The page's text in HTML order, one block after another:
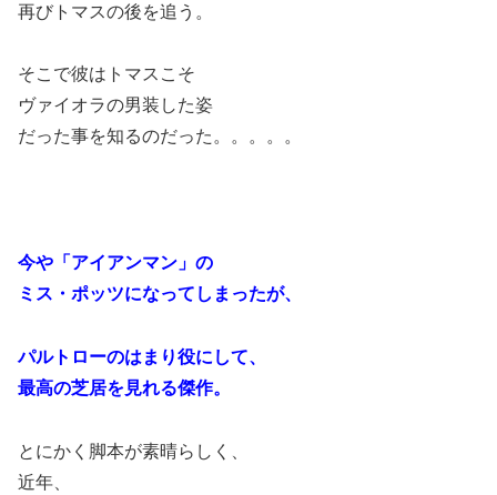
再びトマスの後を追う。
そこで彼はトマスこそ
ヴァイオラの男装した姿
だった事を知るのだった。。。。。
今や「アイアンマン」の
ミス・ポッツになってしまったが、
パルトローのはまり役にして、
最高の芝居を見れる傑作。
とにかく脚本が素晴らしく、
近年、